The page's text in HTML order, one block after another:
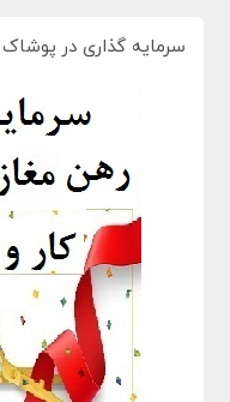
سرمایه گذاری در پوشاک با درآمد